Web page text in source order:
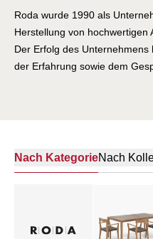
Roda wurde 1990 als
Herstellung von hochwertigen
Der Erfolg des
der Erfahrung sowie dem
Nach KategorieNach